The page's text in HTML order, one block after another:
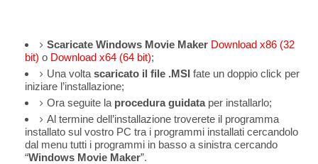
Scaricate Windows Movie Maker Download x86 (32
bit) o Download x64 (64 bit);
Una volta scaricato il file .MSI fate un doppio click per
iniziare l’installazione;
Ora seguite la procedura guidata per installarlo;
Al termine dell’installazione troverete il programma
installato sul vostro PC tra i programmi installati cercandolo
dal menu tutti i programmi in basso a sinistra cercando
“Windows Movie Maker”.